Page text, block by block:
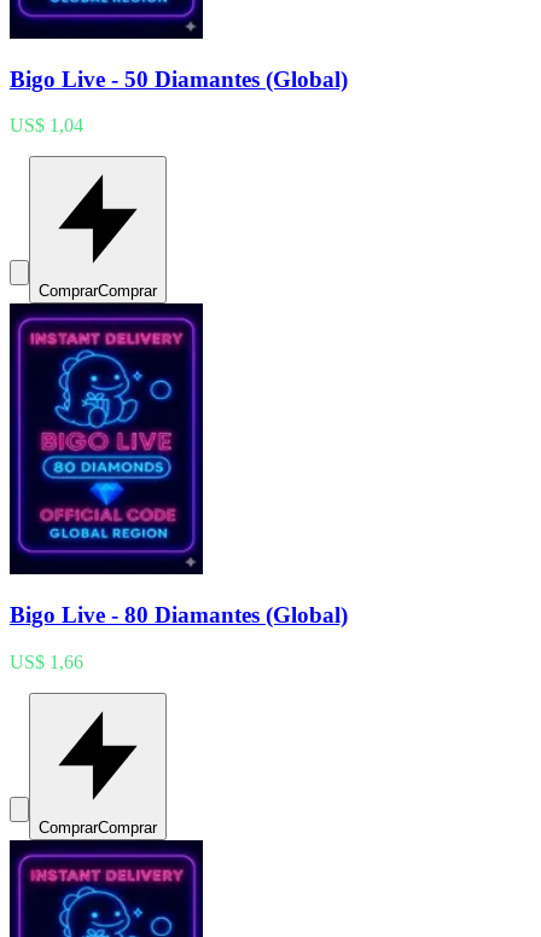
Bigo Live - 50 Diamantes (Global)
US$ 1,04
ComprarComprar
Bigo Live - 80 Diamantes (Global)
US$ 1,66
ComprarComprar